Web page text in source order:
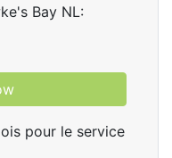
Bay NL:
pour le service